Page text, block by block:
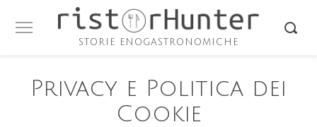
STORIE ENOGASTRONOMICHE
Privacy e Politica dei
Cookie